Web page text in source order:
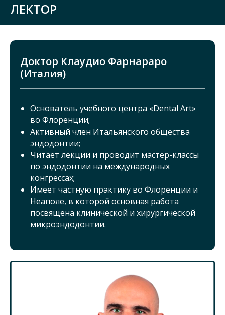
ЛЕКТОР
Доктор Клаудио Фарнараро
(Италия)
Основатель учебного центра «Dental Art»
во Флоренции;
Активный член Итальянского общества
эндодонтии;
Читает лекции и проводит мастер-классы
по эндодонтии на международных
конгрессах;
Имеет частную практику во Флоренции и
Неаполе, в которой основная работа
посвящена клинической и хирургической
микроэндодонтии.